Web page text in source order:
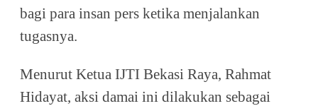
bagi para insan pers ketika menjalankan
tugasnya.
Menurut Ketua IJTI Bekasi Raya, Rahmat
Hidayat, aksi damai ini dilakukan sebagai